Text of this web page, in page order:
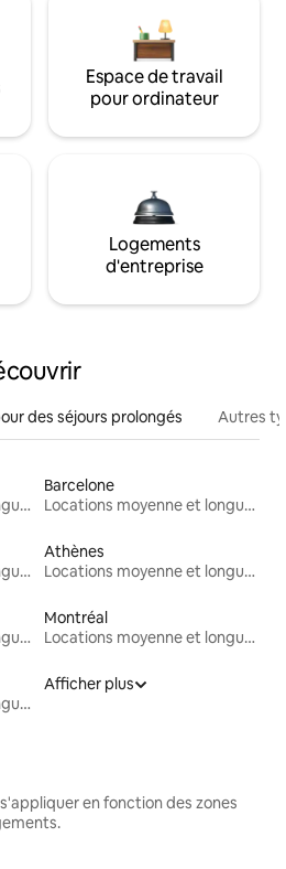
Espace de travail
pour ordinateur
Logements
d'entreprise
des séjours prolongés Autres
Locations moyenne et longue durée
Barcelone
Locations moyenne et longue durée
Locations moyenne et longue durée
Athènes
Locations moyenne et longue durée
Locations moyenne et longue durée
Montréal
Locations moyenne et longue durée
Locations moyenne et longue durée
Afficher plus
en fonction des zones